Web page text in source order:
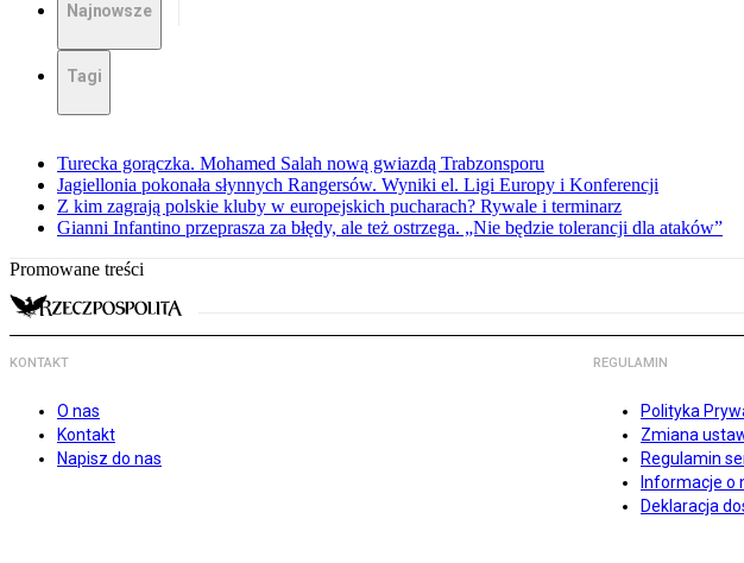
Najnowsze
Tagi
Turecka gorączka. Mohamed Salah nową gwiazdą Trabzonsporu
Jagiellonia pokonała słynnych Rangersów. Wyniki el. Ligi Europy i Konferencji
Z kim zagrają polskie kluby w europejskich pucharach? Rywale i terminarz
Gianni Infantino przeprasza za błędy, ale też ostrzega. „Nie będzie tolerancji dla ataków”
Promowane treści
KONTAKT
O nas
Kontakt
Napisz do nas
REGULAMIN
Polityka
Zmiana
Regulamin
Informacje o
Deklaracja